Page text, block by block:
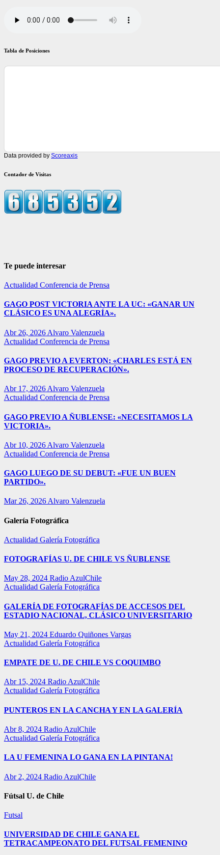
Tabla de Posiciones
Data provided by Scoreaxis
Contador de Visitas
Te puede interesar
Actualidad Conferencia de Prensa
GAGO POST VICTORIA ANTE LA UC: «GANAR UN
CLÁSICO ES UNA ALEGRÍA».
Abr 26, 2026 Alvaro Valenzuela
Actualidad Conferencia de Prensa
GAGO PREVIO A EVERTON: «CHARLES ESTÁ EN
PROCESO DE RECUPERACIÓN».
Abr 17, 2026 Alvaro Valenzuela
Actualidad Conferencia de Prensa
GAGO PREVIO A ÑUBLENSE: «NECESITAMOS LA
VICTORIA».
Abr 10, 2026 Alvaro Valenzuela
Actualidad Conferencia de Prensa
GAGO LUEGO DE SU DEBUT: «FUE UN BUEN
PARTIDO».
Mar 26, 2026 Alvaro Valenzuela
Galería Fotográfica
Actualidad Galería Fotográfica
FOTOGRAFÍAS U. DE CHILE VS ÑUBLENSE
May 28, 2024 Radio AzulChile
Actualidad Galería Fotográfica
GALERÍA DE FOTOGRAFÍAS DE ACCESOS DEL
ESTADIO NACIONAL, CLÁSICO UNIVERSITARIO
May 21, 2024 Eduardo Quiñones Vargas
Actualidad Galería Fotográfica
EMPATE DE U. DE CHILE VS COQUIMBO
Abr 15, 2024 Radio AzulChile
Actualidad Galería Fotográfica
PUNTEROS EN LA CANCHA Y EN LA GALERÍA
Abr 8, 2024 Radio AzulChile
Actualidad Galería Fotográfica
LA U FEMENINA LO GANA EN LA PINTANA!
Abr 2, 2024 Radio AzulChile
Fútsal U. de Chile
Futsal
UNIVERSIDAD DE CHILE GANA EL
TETRACAMPEONATO DEL FUTSAL FEMENINO